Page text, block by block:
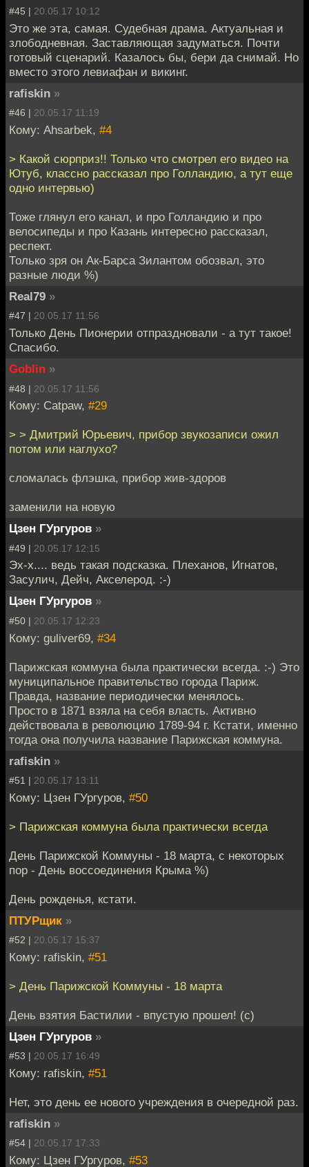
#45 | 20.05.17 10:12
Это же эта, самая. Судебная драма. Актуальная и
злободневная. Заставляющая задуматься. Почти
готовый сценарий. Казалось бы, бери да снимай. Но
вместо этого левиафан и викинг.
rafiskin »
#46 | 20.05.17 11:19
Кому: Ahsarbek, #4
> Какой сюрприз!! Только что смотрел его видео на
Ютуб, классно рассказал про Голландию, а тут еще
одно интервью)
Тоже глянул его канал, и про Голландию и про
велосипеды и про Казань интересно рассказал,
респект.
Только зря он Ак-Барса Зилантом обозвал, это
разные люди %)
Real79 »
#47 | 20.05.17 11:56
Только День Пионерии отпраздновали - а тут такое!
Спасибо.
Goblin »
#48 | 20.05.17 11:56
Кому: Catpaw, #29
> > Дмитрий Юрьевич, прибор звукозаписи ожил
потом или наглухо?
сломалась флэшка, прибор жив-здоров
заменили на новую
Цзен ГУргуров »
#49 | 20.05.17 12:15
Эх-х.... ведь такая подсказка. Плеханов, Игнатов,
Засулич, Дейч, Акселерод. :-)
Цзен ГУргуров »
#50 | 20.05.17 12:23
Кому: guliver69, #34
Парижская коммуна была практически всегда. :-) Это
муниципальное правительство города Париж.
Правда, название периодически менялось.
Просто в 1871 взяла на себя власть. Активно
действовала в революцию 1789-94 г. Кстати, именно
тогда она получила название Парижская коммуна.
rafiskin »
#51 | 20.05.17 13:11
Кому: Цзен ГУргуров, #50
> Парижская коммуна была практически всегда
День Парижской Коммуны - 18 марта, с некоторых
пор - День воссоединения Крыма %)
День рожденья, кстати.
ПТУРщик »
#52 | 20.05.17 15:37
Кому: rafiskin, #51
> День Парижской Коммуны - 18 марта
День взятия Бастилии - впустую прошел! (с)
Цзен ГУргуров »
#53 | 20.05.17 16:49
Кому: rafiskin, #51
Нет, это день ее нового учреждения в очередной раз.
rafiskin »
#54 | 20.05.17 17:33
Кому: Цзен ГУргуров, #53